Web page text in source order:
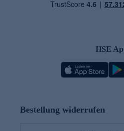
HSE
Bestellung widerrufen